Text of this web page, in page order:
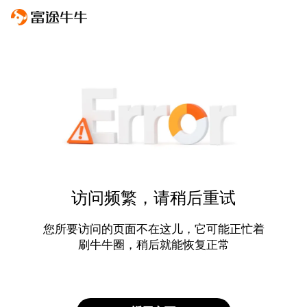
访问频繁，请稍后重试
您所要访问的页面不在这儿，它可能正忙着
刷牛牛圈，稍后就能恢复正常